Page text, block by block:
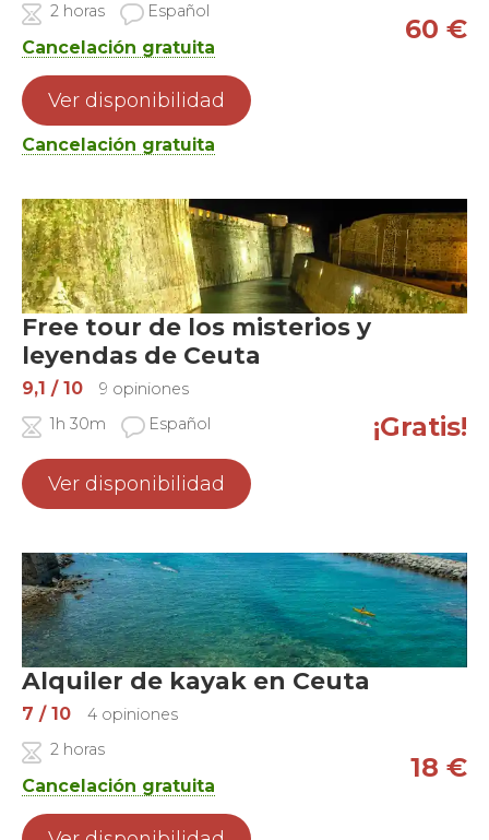
2 horas
Español
Cancelación gratuita
60 €
Ver disponibilidad
Cancelación gratuita
Free tour de los misterios y
leyendas de Ceuta
9,1 / 10
9 opiniones
1h 30m
Español ¡Gratis!
Ver disponibilidad
Alquiler de kayak en Ceuta
7 / 10
4 opiniones
2 horas
Cancelación gratuita
18 €